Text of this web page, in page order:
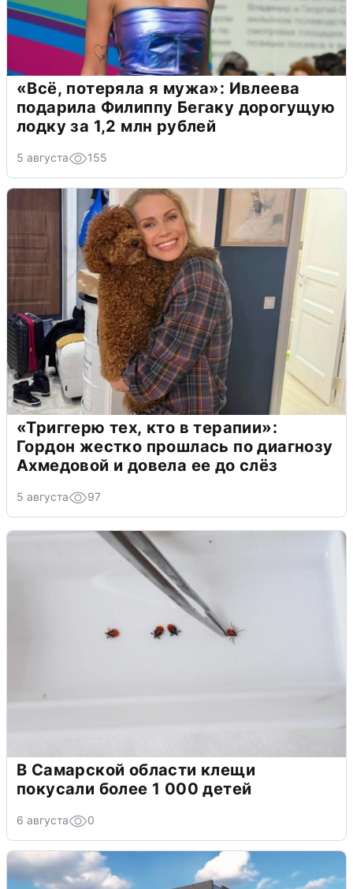
«Всё, потеряла я мужа»: Ивлеева
подарила Филиппу Бегаку дорогущую
лодку за 1,2 млн рублей
5 августа 155
«Триггерю тех, кто в терапии»:
Гордон жестко прошлась по диагнозу
Ахмедовой и довела ее до слёз
5 августа 97
В Самарской области клещи
покусали более 1 000 детей
6 августа 0